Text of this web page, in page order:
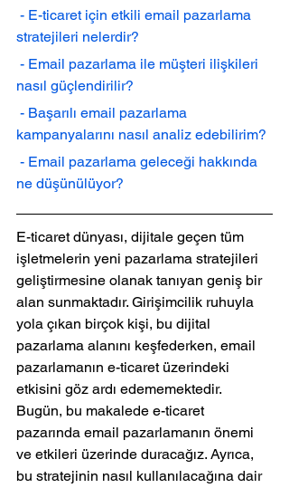
stratejileri nelerdir?
nasıl güçlendirilir?
kampanyalarını nasıl analiz edebilirim?
ne düşünülüyor?
E-ticaret dünyası, dijitale geçen tüm
işletmelerin yeni pazarlama stratejileri
geliştirmesine olanak tanıyan geniş bir
alan sunmaktadır. Girişimcilik ruhuyla
yola çıkan birçok kişi, bu dijital
pazarlama alanını keşfederken, email
pazarlamanın e-ticaret üzerindeki
etkisini göz ardı edememektedir.
Bugün, bu makalede e-ticaret
pazarında email pazarlamanın önemi
ve etkileri üzerinde duracağız. Ayrıca,
bu stratejinin nasıl kullanılacağına dair